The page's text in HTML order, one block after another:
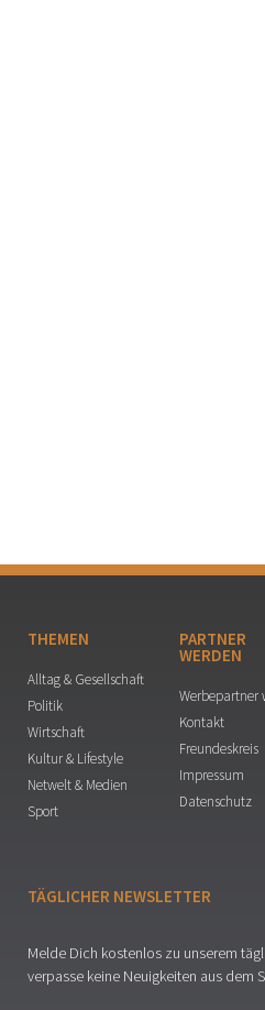
THEMEN
Alltag & Gesellschaft
Politik
Wirtschaft
Kultur & Lifestyle
Netwelt & Medien
Sport
PARTNER
WERDEN
Werbepartner
Kontakt
Freundeskreis
Impressum
Datenschutz
TÄGLICHER NEWSLETTER
Melde Dich kostenlos zu unserem
verpasse keine Neuigkeiten aus dem